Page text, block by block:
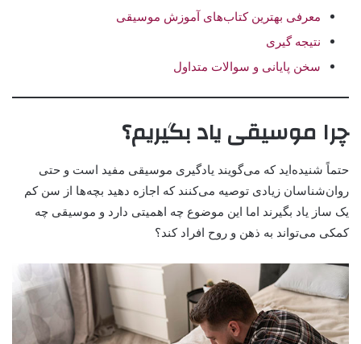
معرفی بهترین کتاب‌های آموزش موسیقی
نتیجه گیری
سخن پایانی و سوالات متداول
چرا موسیقی یاد بگیریم؟
حتماً شنیده‌اید که می‌گویند یادگیری موسیقی مفید است و حتی
روان‌شناسان زیادی توصیه می‌کنند که اجازه دهید بچه‌ها از سن کم
یک ساز یاد بگیرند اما این موضوع چه اهمیتی دارد و موسیقی چه
کمکی می‌تواند به ذهن و روح افراد کند؟